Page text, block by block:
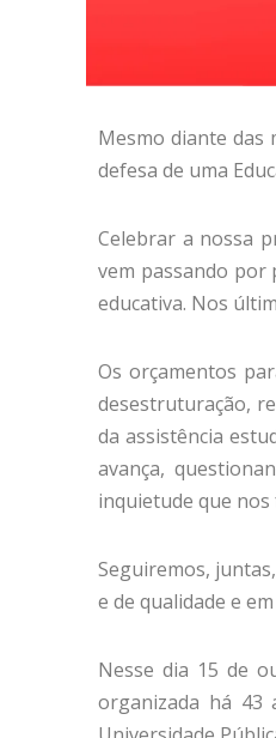
Mesmo diante das
defesa de uma
Celebrar a nossa
vem passando por
educativa. Nos
Os orçamentos
desestruturação,
da assistência
avança,
inquietude que nos
Seguiremos,
e de qualidade e
Nesse dia 15 de
organizada há 43